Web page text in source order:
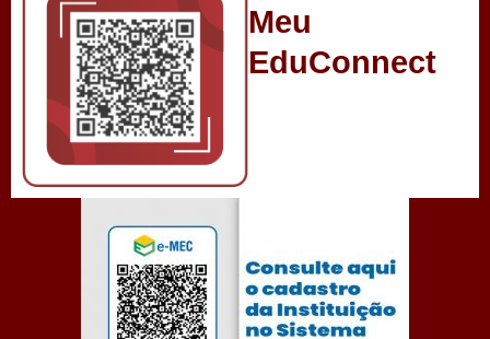
Meu
EduConnect